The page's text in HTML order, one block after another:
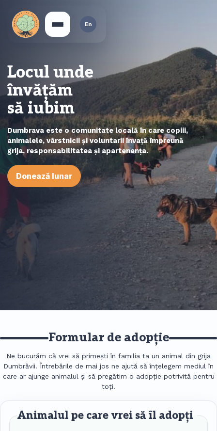
En
Locul unde
învățăm
să iubim
Dumbrava este o comunitate locală în care copiii,
animalele, vârstnicii și voluntarii învață împreună
grija, responsabilitatea și apartenența.
Donează lunar
Formular de adopție
Ne bucurăm că vrei să primești în familia ta un animal din grija
Dumbrăvii. Întrebările de mai jos ne ajută să înțelegem mediul în
care ar ajunge animalul și să pregătim o adopție potrivită pentru
toți.
Animalul pe care vrei să îl adopți